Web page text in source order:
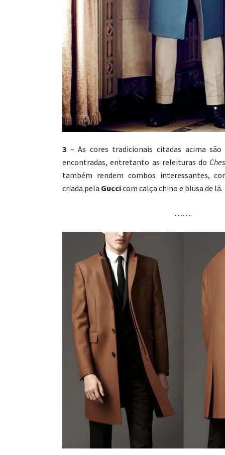
3 – As cores tradicionais citadas acima
encontradas, entretanto as releituras do
também rendem combos interessantes,
criada pela Guccicom calça chino e blusa de lã.
…….